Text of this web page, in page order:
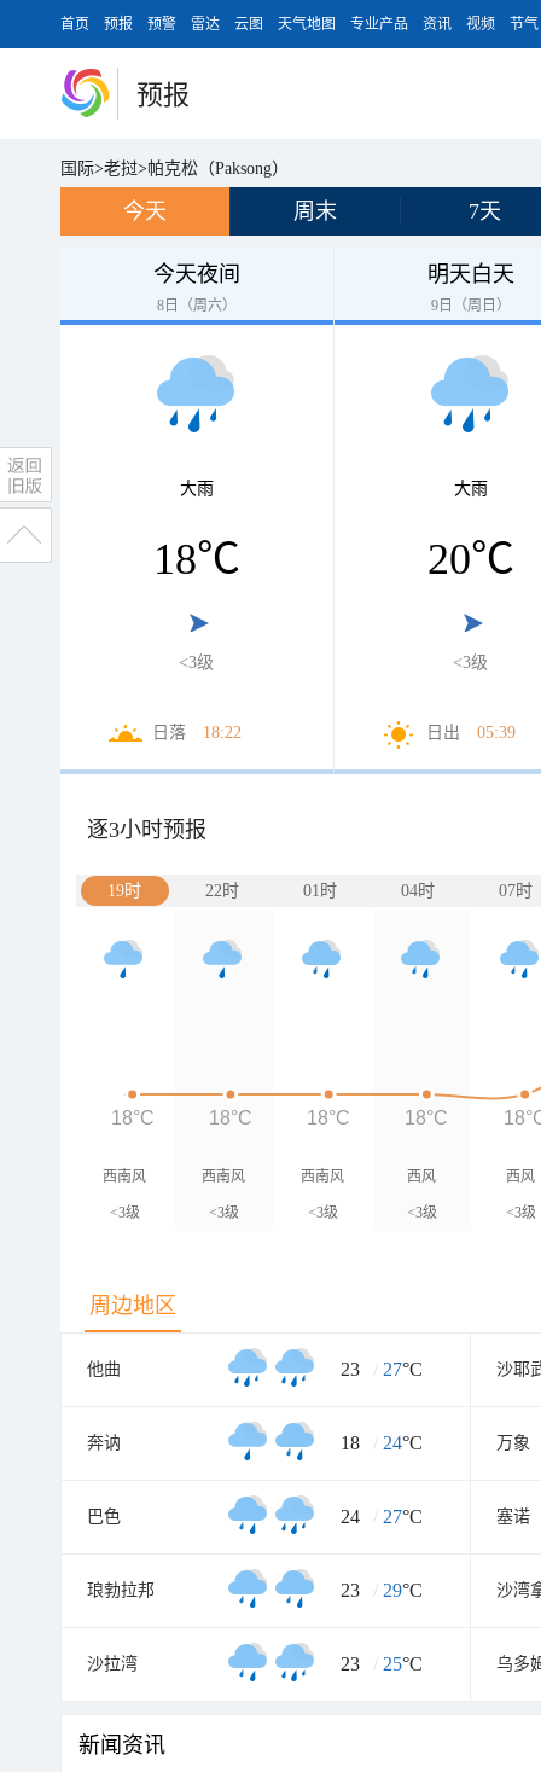
首页 预报 预警 雷达 云图 天气地图 专业产品 资讯 视频 节气
预报
国际>老挝>帕克松（Paksong）
今天 周末 7天
今天夜间
8日（周六）
大雨
18℃
<3级
日落 18:22
明天白天
9日（周日）
大雨
20℃
<3级
日出 05:39
逐3小时预报
19时 22时 01时 04时 07时
西南风
<3级
西南风
<3级
西南风
<3级
西风
<3级
西风
<3级
18°C 18°C 18°C 18°C
周边地区
他曲 23 / 27°C 沙耶
奔讷 18 / 24°C 万象
巴色 24 / 27°C 塞诺
琅勃拉邦 23 / 29°C 沙湾
沙拉湾 23 / 25°C 乌多
新闻资讯